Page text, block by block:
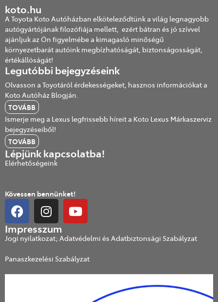
koto.hu
A Toyota Koto Autóházban elköteleződtünk a világ legnagyobb
autógyártójának filozófiája mellett, ezért bátran és jó szívvel
ajánljuk az Ön figyelmébe a kimagasló minőségű
környezetbarát autóink megbízhatóságát, biztonságosságát,
értékállóságát!
Legutóbbi bejegyzéseink
Olvasson a Toyotáról érdekességeket, hasznos információkat a
Koto Autóház Blogján.
TOVÁBB
Ismerje meg a Lexus legfrissebb híreit a Koto Lexus Márkaszerviz
bejegyzéseiből!
TOVÁBB
Lépjünk kapcsolatba!
Elérhetőségeink
Kövessen bennünket!
Impresszum
Jogi nyilatkozat; Adatvédelmi és Adatbiztonsági Szabályzat
Panaszkezelési Szabályzat